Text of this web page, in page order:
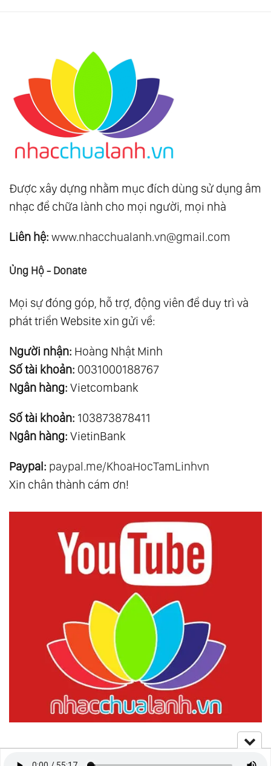
Được xây dựng nhằm mục đích dùng sử dụng âm
nhạc để chữa lành cho mọi người, mọi nhà
Liên hệ: www.nhacchualanh.vn@gmail.com
Ủng Hộ - Donate
Mọi sự đóng góp, hỗ trợ, động viên để duy trì và
phát triển Website xin gửi về:
Người nhận: Hoàng Nhật Minh
Số tài khoản: 0031000188767
Ngân hàng: Vietcombank
Số tài khoản: 103873878411
Ngân hàng: VietinBank
Paypal: paypal.me/KhoaHocTamLinhvn
Xin chân thành cám ơn!